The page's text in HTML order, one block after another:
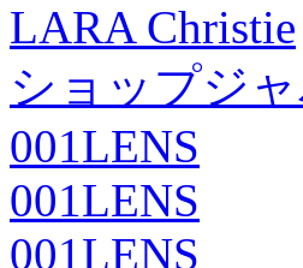
LARA Christie
ショップジ
001LENS
001LENS
001LENS